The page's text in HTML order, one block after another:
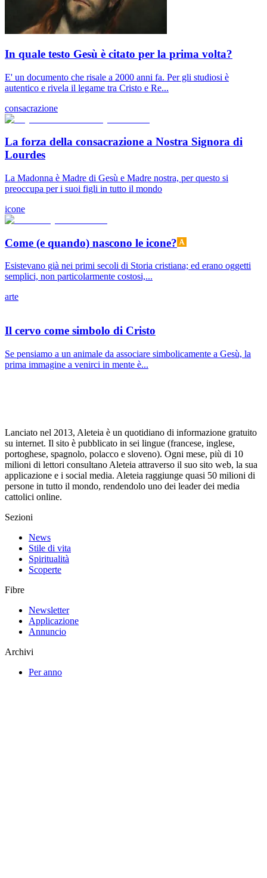
In quale testo Gesù è citato per la prima volta?
E' un documento che risale a 2000 anni fa. Per gli studiosi è
autentico e rivela il legame tra Cristo e Re...
consacrazione
La forza della consacrazione a Nostra Signora di
Lourdes
La Madonna è Madre di Gesù e Madre nostra, per questo si
preoccupa per i suoi figli in tutto il mondo
icone
Come (e quando) nascono le icone?
Esistevano già nei primi secoli di Storia cristiana; ed erano oggetti
semplici, non particolarmente costosi,...
arte
Il cervo come simbolo di Cristo
Se pensiamo a un animale da associare simbolicamente a Gesù, la
prima immagine a venirci in mente è...
Lanciato nel 2013, Aleteia è un quotidiano di informazione gratuito
su internet. Il sito è pubblicato in sei lingue (francese, inglese,
portoghese, spagnolo, polacco e sloveno). Ogni mese, più di 10
milioni di lettori consultano Aleteia attraverso il suo sito web, la sua
applicazione e i social media. Aleteia raggiunge quasi 50 milioni di
persone in tutto il mondo, rendendolo uno dei leader dei media
cattolici online.
Sezioni
News
Stile di vita
Spiritualità
Scoperte
Fibre
Newsletter
Applicazione
Annuncio
Archivi
Per anno